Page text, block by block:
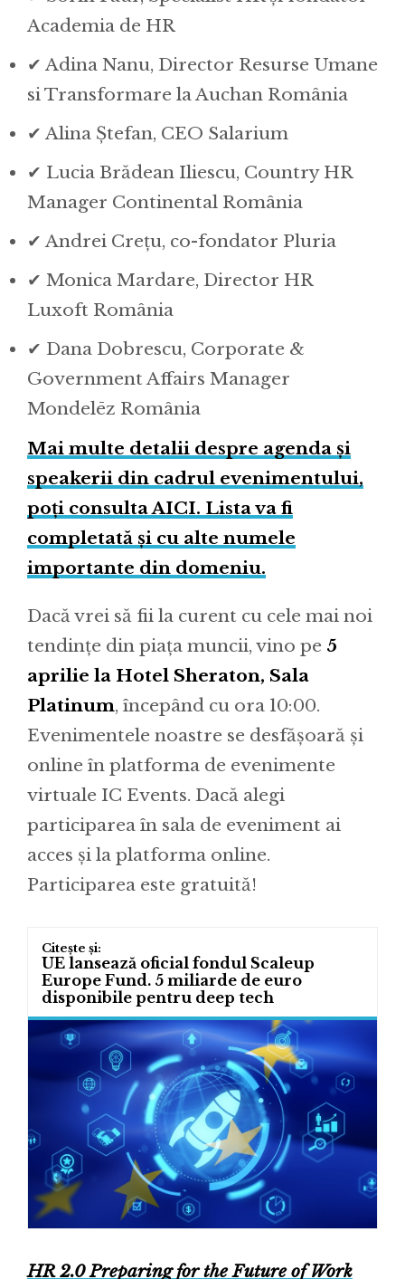
Academia de HR
✔ Adina Nanu, Director Resurse Umane
si Transformare la Auchan România
✔ Alina Ștefan, CEO Salarium
✔ Lucia Brădean Iliescu, Country HR
Manager Continental România
✔ Andrei Crețu, co-fondator Pluria
✔ Monica Mardare, Director HR
Luxoft România
✔ Dana Dobrescu, Corporate &
Government Affairs Manager
Mondelēz România
Mai multe detalii despre agenda și
speakerii din cadrul evenimentului,
poți consulta AICI. Lista va fi
completată și cu alte numele
importante din domeniu.
Dacă vrei să fii la curent cu cele mai noi
tendințe din piața muncii, vino pe 5
aprilie la Hotel Sheraton, Sala
Platinum, începând cu ora 10:00.
Evenimentele noastre se desfășoară și
online în platforma de evenimente
virtuale IC Events. Dacă alegi
participarea în sala de eveniment ai
acces și la platforma online.
Participarea este gratuită!
UE lansează oficial fondul Scaleup
Europe Fund. 5 miliarde de euro
disponibile pentru deep tech
HR 2.0 Preparing for the Future of Work